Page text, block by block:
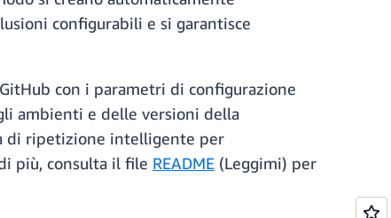
configurabili e si garantisce
con i parametri di configurazione
ambienti e delle versioni della
di ripetizione intelligente per
più, consulta il file README (Leggimi) per